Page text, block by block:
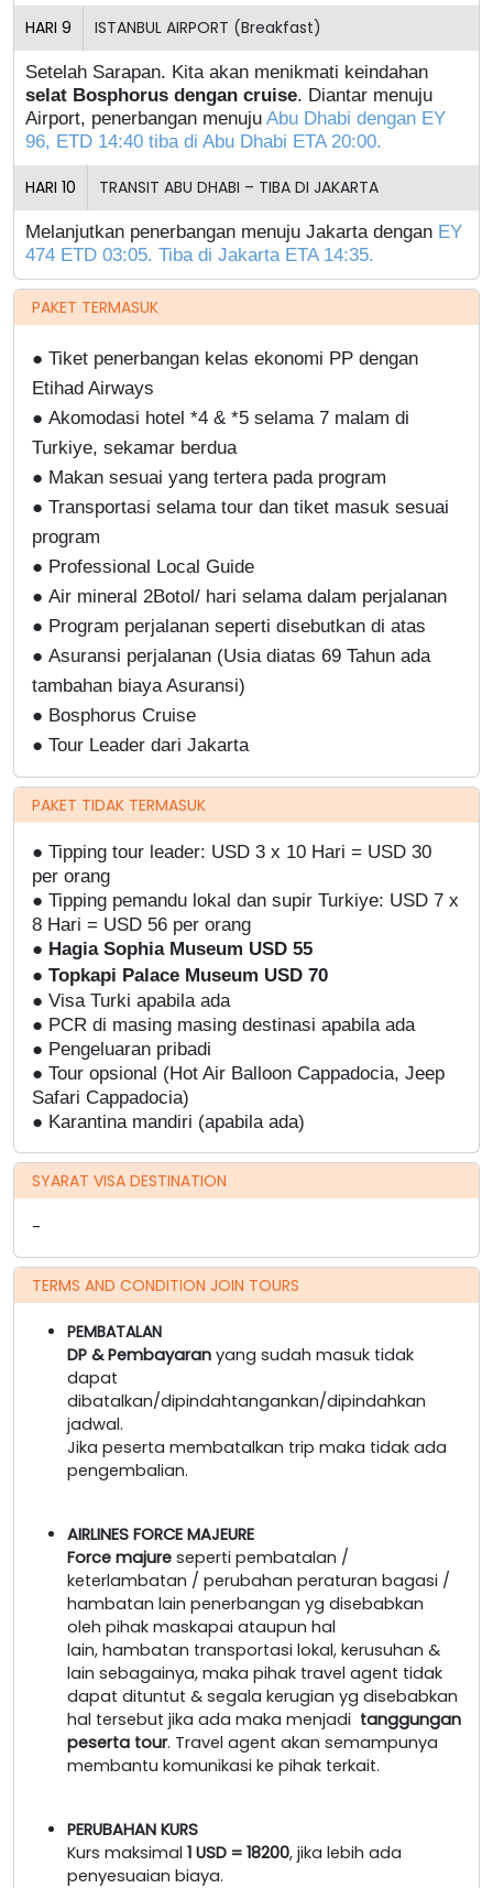
HARI 9
ISTANBUL AIRPORT (Breakfast)
Setelah Sarapan. Kita akan menikmati keindahan
selat Bosphorus dengan cruise. Diantar menuju
Airport, penerbangan menuju Abu Dhabi dengan EY
96, ETD 14:40 tiba di Abu Dhabi ETA 20:00.
HARI 10
TRANSIT ABU DHABI – TIBA DI JAKARTA
Melanjutkan penerbangan menuju Jakarta dengan EY
474 ETD 03:05. Tiba di Jakarta ETA 14:35.
PAKET TERMASUK
● Tiket penerbangan kelas ekonomi PP dengan
Etihad Airways
● Akomodasi hotel *4 & *5 selama 7 malam di
Turkiye, sekamar berdua
● Makan sesuai yang tertera pada program
● Transportasi selama tour dan tiket masuk sesuai
program
● Professional Local Guide
● Air mineral 2Botol/ hari selama dalam perjalanan
● Program perjalanan seperti disebutkan di atas
● Asuransi perjalanan (Usia diatas 69 Tahun ada
tambahan biaya Asuransi)
● Bosphorus Cruise
● Tour Leader dari Jakarta
PAKET TIDAK TERMASUK
● Tipping tour leader: USD 3 x 10 Hari = USD 30
per orang
● Tipping pemandu lokal dan supir Turkiye: USD 7 x
8 Hari = USD 56 per orang
● Hagia Sophia Museum USD 55
● Topkapi Palace Museum USD 70
● Visa Turki apabila ada
● PCR di masing masing destinasi apabila ada
● Pengeluaran pribadi
● Tour opsional (Hot Air Balloon Cappadocia, Jeep
Safari Cappadocia)
● Karantina mandiri (apabila ada)
SYARAT VISA DESTINATION
-
TERMS AND CONDITION JOIN TOURS
PEMBATALAN
DP & Pembayaran yang sudah masuk tidak
dapat
dibatalkan/dipindahtangankan/dipindahkan
jadwal.
Jika peserta membatalkan trip maka tidak ada
pengembalian.
AIRLINES FORCE MAJEURE
Force majure seperti pembatalan /
keterlambatan / perubahan peraturan bagasi /
hambatan lain penerbangan yg disebabkan
oleh pihak maskapai ataupun hal
lain, hambatan transportasi lokal, kerusuhan &
lain sebagainya, maka pihak travel agent tidak
dapat dituntut & segala kerugian yg disebabkan
hal tersebut jika ada maka menjadi tanggungan
peserta tour. Travel agent akan semampunya
membantu komunikasi ke pihak terkait.
PERUBAHAN KURS
Kurs maksimal 1 USD = 18200, jika lebih ada
penyesuaian biaya.